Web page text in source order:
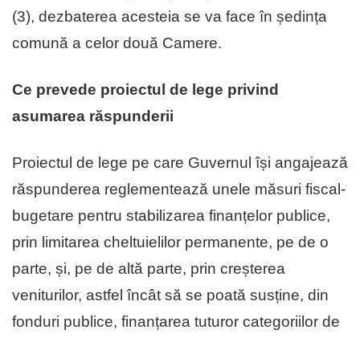
(3), dezbaterea acesteia se va face în ședința
comună a celor două Camere.
Ce prevede proiectul de lege privind
asumarea răspunderii
Proiectul de lege pe care Guvernul își angajează
răspunderea reglementează unele măsuri fiscal-
bugetare pentru stabilizarea finanțelor publice,
prin limitarea cheltuielilor permanente, pe de o
parte, și, pe de altă parte, prin creșterea
veniturilor, astfel încât să se poată susține, din
fonduri publice, finanțarea tuturor categoriilor de